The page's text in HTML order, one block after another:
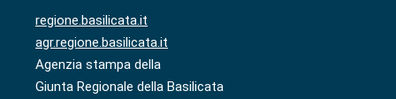
regione.basilicata.it
agr.regione.basilicata.it
Agenzia stampa della
Giunta Regionale della Basilicata